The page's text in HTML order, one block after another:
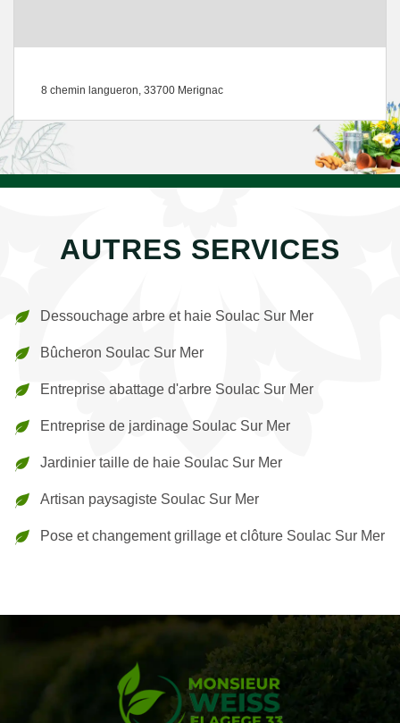
8 chemin langueron, 33700 Merignac
AUTRES SERVICES
Dessouchage arbre et haie Soulac Sur Mer
Bûcheron Soulac Sur Mer
Entreprise abattage d'arbre Soulac Sur Mer
Entreprise de jardinage Soulac Sur Mer
Jardinier taille de haie Soulac Sur Mer
Artisan paysagiste Soulac Sur Mer
Pose et changement grillage et clôture Soulac Sur Mer